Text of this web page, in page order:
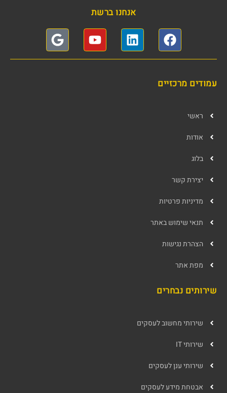
אנחנו ברשת
עמודים מרכזיים
ראשי
אודות
בלוג
יצירת קשר
מדיניות פרטיות
תנאי שימוש באתר
הצהרת נגישות
מפת אתר
שירותים נבחרים
שירותי מחשוב לעסקים
שירותי IT
שירותי ענן לעסקים
אבטחת מידע לעסקים